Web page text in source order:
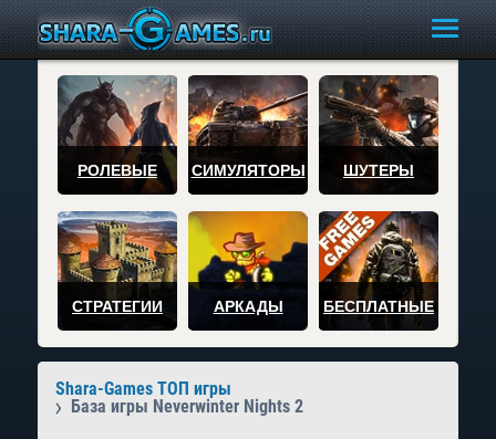
РОЛЕВЫЕ СИМУЛЯТОРЫ ШУТЕРЫ
СТРАТЕГИИ АРКАДЫ БЕСПЛАТНЫЕ
Shara-Games ТОП игры
База игры Neverwinter Nights 2